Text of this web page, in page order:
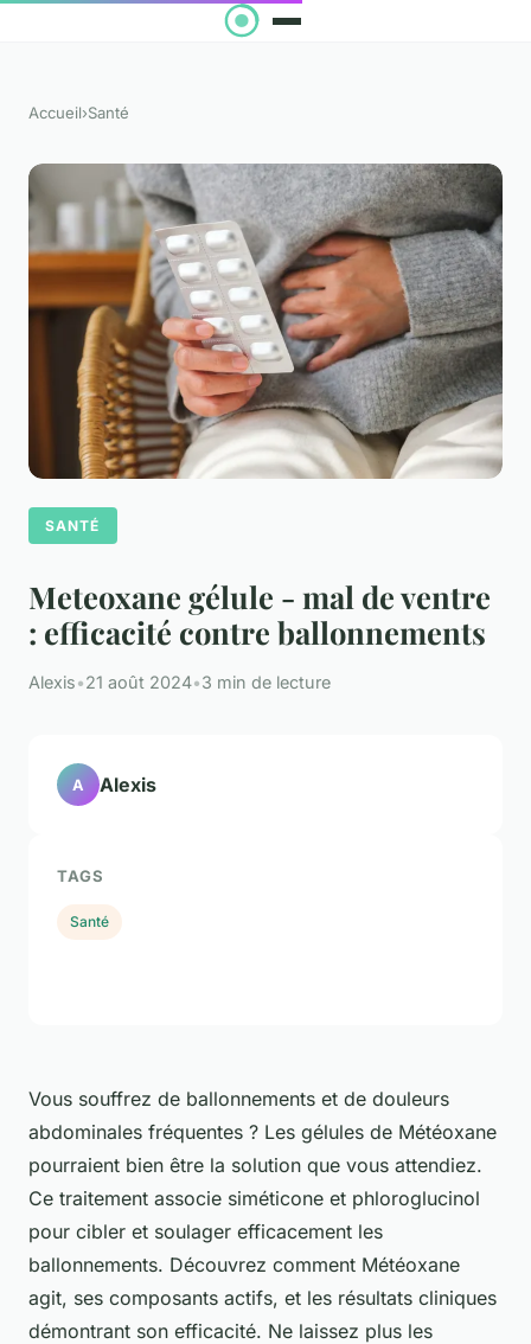
Accueil›Santé
SANTÉ
Meteoxane gélule - mal de ventre
: efficacité contre ballonnements
Alexis•21 août 2024•3 min de lecture
Vous souffrez de ballonnements et de douleurs
abdominales fréquentes ? Les gélules de Météoxane
pourraient bien être la solution que vous attendiez.
Ce traitement associe siméticone et phloroglucinol
pour cibler et soulager efficacement les
ballonnements. Découvrez comment Météoxane
agit, ses composants actifs, et les résultats cliniques
démontrant son efficacité. Ne laissez plus les
A Alexis
TAGS
Santé